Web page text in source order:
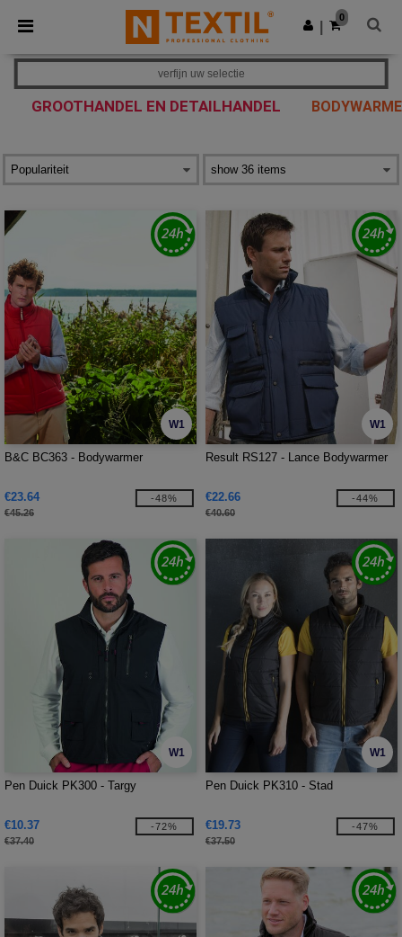
× Ntextil-app
Betere prijzen in de app!
Download app
0
GROOTHANDEL EN DETAILHANDEL
verfijn uw selectie
W1
B&C BC363 - Bodywarmer
€23.64
€45.26
-48%
W1
Result RS127 - Lance Bodywarmer
€22.66
€40.60
-44%
W1
Pen Duick PK300 - Targy
€10.37
€37.40
-72%
W1
Pen Duick PK310 - Stad
€19.73
€37.50
-47%